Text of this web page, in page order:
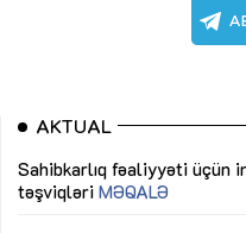
AKTUAL
Sahibkarlıq fəaliyyəti üçün
təşviqləri MƏQALƏ